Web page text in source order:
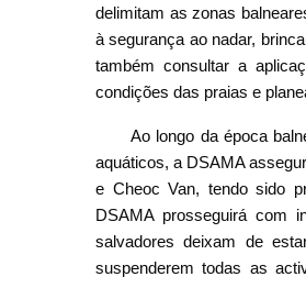
delimitam as zonas
à segurança ao nadar,
também consultar a
condições das praias e
Ao longo da época
aquáticos, a DSAMA
e Cheoc Van, tendo sido
DSAMA prosseguirá com
salvadores deixam de
suspenderem todas as